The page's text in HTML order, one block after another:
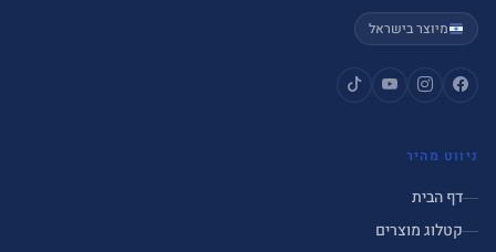
מיוצר בישראל
ניווט מהיר
דף הבית
קטלוג מוצרים